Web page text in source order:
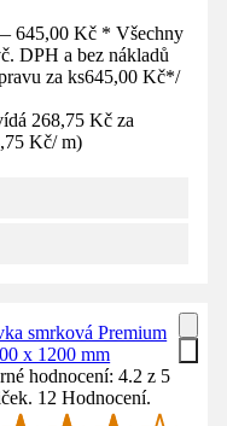
645,00 Kč * Všechny
DPH a bez nákladů
za ks645,00 Kč*/
268,75 Kč za
Kč/ m)
smrková Premium
x 1200 mm
hodnocení: 4.2 z 5
12 Hodnocení.